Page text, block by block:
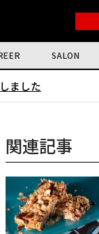
SALON
ました
関連記事